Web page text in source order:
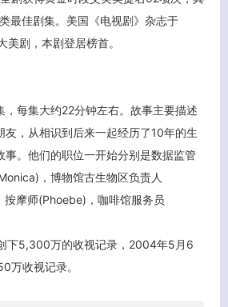
最佳剧集。美国《电视剧》杂志于
剧，本剧登居榜首。
每集大约22分钟左右。故事主要描述
友，从相识到后来一起经历了10年的生
事。他们的职位一开始分别是数据监管
，博物馆古生物区负责人
摩师(Phoebe)，咖啡馆服务员
下5,300万的收视记录，2004年5月6
万收视记录。
客服小美